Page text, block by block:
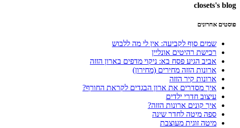
closets's blog
פוסטים אחרונים
שמים סוף לקביעה: אין לי מה ללבוש
רכישת רהיטים אונליין
אביב הגיע פסח בא: ניקוי מדפים בארון הזזה
ארונות הזזה מחירים (מחירון)
ארונות קיר הזזה
איך מסדרים את ארון הבגדים לקראת החורף?
עיצוב חדרי ילדים
איך קונים ארונות הזזה?
ספה מיטה לחדר שינה
מיטה זוגית מעוצבת